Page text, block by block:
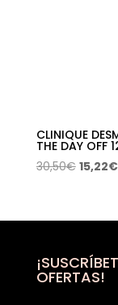
CLINIQUE
THE DAY OFF
30,50€ El
era:
15,22€El
OFERTAS!